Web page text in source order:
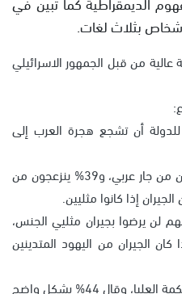
من قبل الجمهور الاسرائيلي
للدولة أن تشجع هجرة العرب إلى
أعرب 46% من اليهود أنهم ينزعجون من جار عربي، و39% ينزعجون من
إنهم لن يرضوا بجيران مثليي الجنس،
إذا كان الجيران من اليهود المتدينين
وأجاب 54% ان لديهم ثقة في المحكمة العليا، وقال 44% بشكل واضح